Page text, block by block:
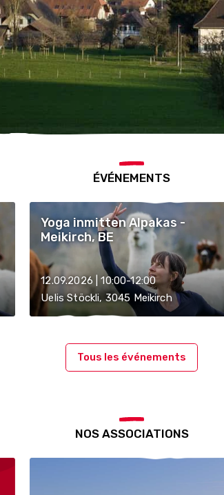
ÉVÉNEMENTS
Yoga inmitten Alpakas -
Meikirch, BE
12.09.2026 | 10:00-12:00
Uelis Stöckli, 3045 Meikirch
Tous les événements
NOS ASSOCIATIONS